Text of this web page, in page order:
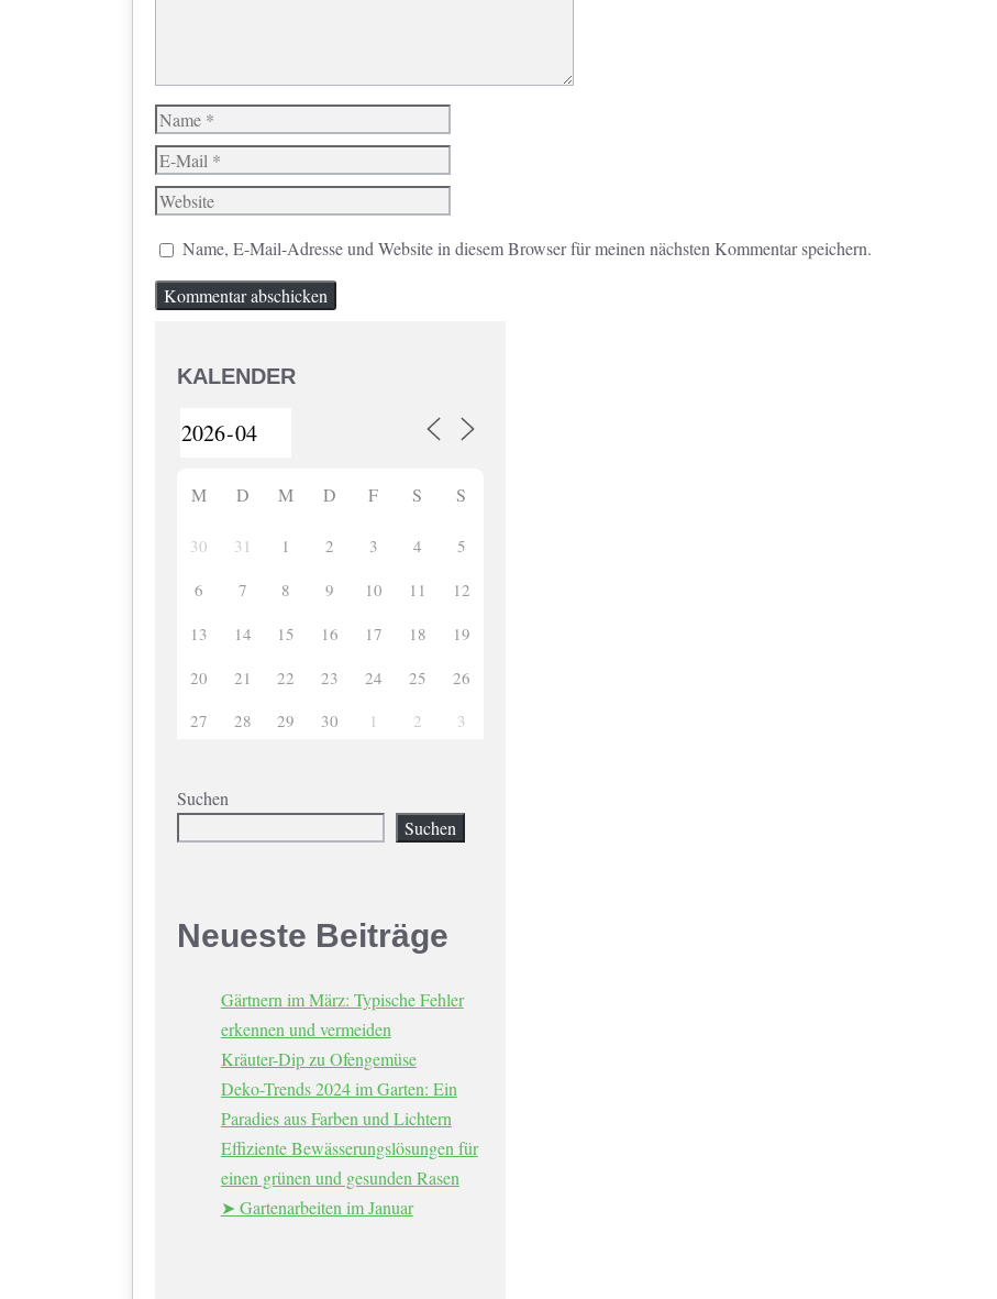
Name
E-
Mail
Website
Name, E-Mail-Adresse und Website in diesem Browser für meinen nächsten Kommentar speichern.
KALENDER
M D M D F S S
30 31 1 2 3 4
5
6
7 8 9 10 11
12
13
14 15 16 17 18
19
20
21 22 23 24 25
26
27
28 29 30 1 2 3
Suchen
Suchen
Neueste Beiträge
Gärtnern im März: Typische Fehler
erkennen und vermeiden
Kräuter-Dip zu Ofengemüse
Deko-Trends 2024 im Garten: Ein
Paradies aus Farben und Lichtern
Effiziente Bewässerungslösungen für
einen grünen und gesunden Rasen
➤ Gartenarbeiten im Januar